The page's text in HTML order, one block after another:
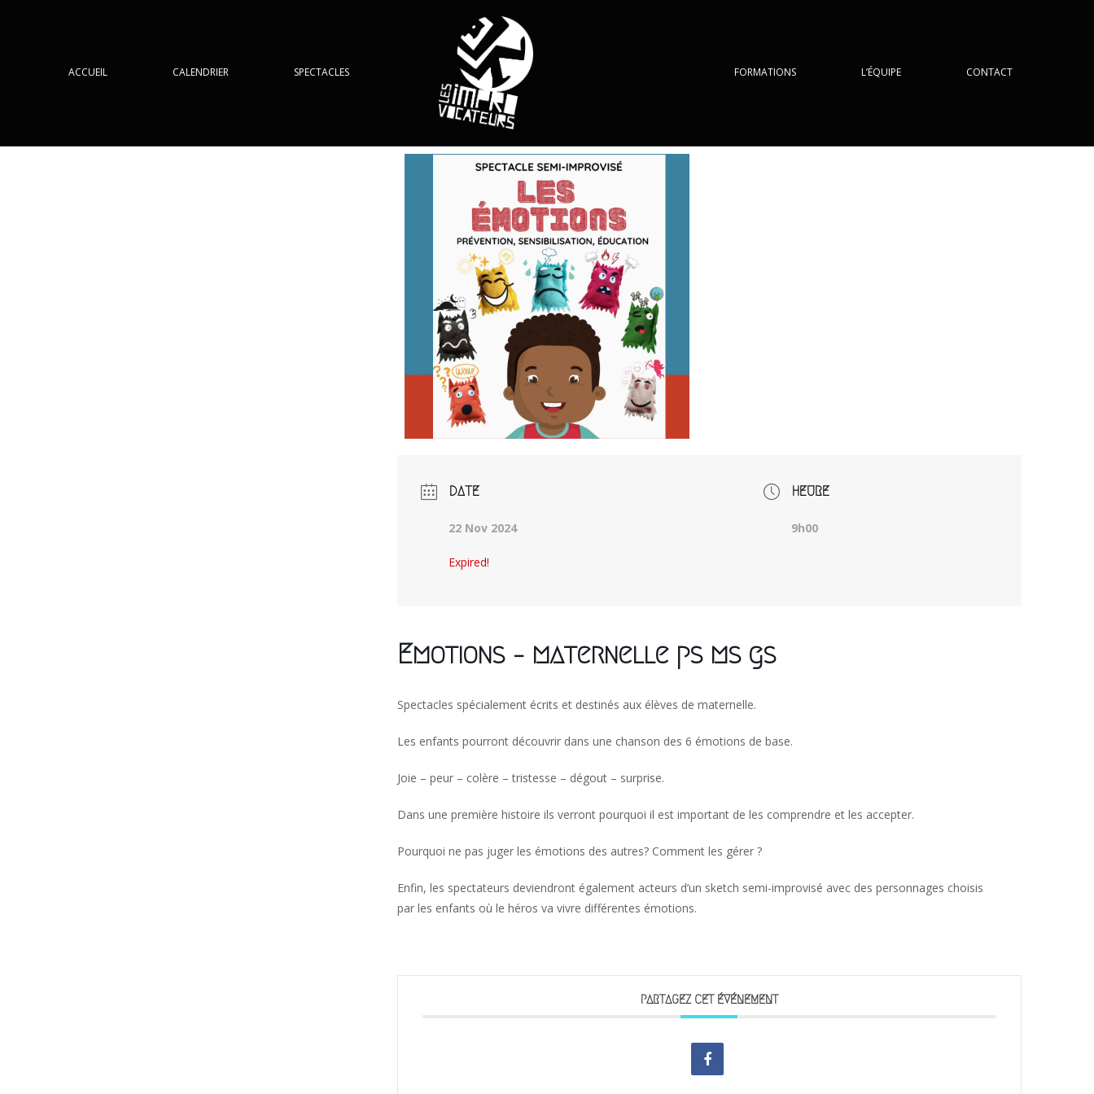
ACCUEIL CALENDRIER SPECTACLES FORMATIONS L’ÉQUIPE CONTACT
DATE
22 Nov 2024
Expired!
HEURE
9h00
Emotions – maternelle ps ms gs
Spectacles spécialement écrits et destinés aux élèves de maternelle.
Les enfants pourront découvrir dans une chanson des 6 émotions de base.
Joie – peur – colère – tristesse – dégout – surprise.
Dans une première histoire ils verront pourquoi il est important de les comprendre et les accepter.
Pourquoi ne pas juger les émotions des autres? Comment les gérer ?
Enfin, les spectateurs deviendront également acteurs d’un sketch semi-improvisé avec des personnages choisis
par les enfants où le héros va vivre différentes émotions.
PARTAGEZ CET ÉVÉNEMENT